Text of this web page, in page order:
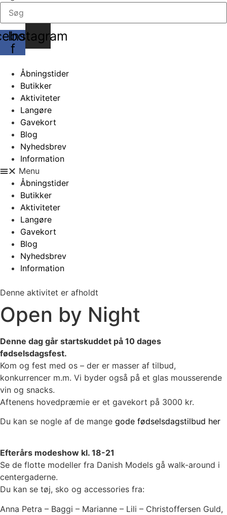
f
Instagram
Åbningstider
Butikker
Aktiviteter
Langøre
Gavekort
Blog
Nyhedsbrev
Information
Menu
Åbningstider
Butikker
Aktiviteter
Langøre
Gavekort
Blog
Nyhedsbrev
Information
Denne aktivitet er afholdt
Open by Night
Denne dag går startskuddet på 10 dages
fødselsdagsfest.
Kom og fest med os – der er masser af tilbud,
konkurrencer m.m. Vi byder også på et glas mousserende
vin og snacks.
Aftenens hovedpræmie er et gavekort på 3000 kr.
Du kan se nogle af de mange gode fødselsdagstilbud her
Efterårs modeshow kl. 18-21
Se de flotte modeller fra Danish Models gå walk-around i
centergaderne.
Du kan se tøj, sko og accessories fra:
Anna Petra – Baggi – Marianne – Lili – Christoffersen Guld,